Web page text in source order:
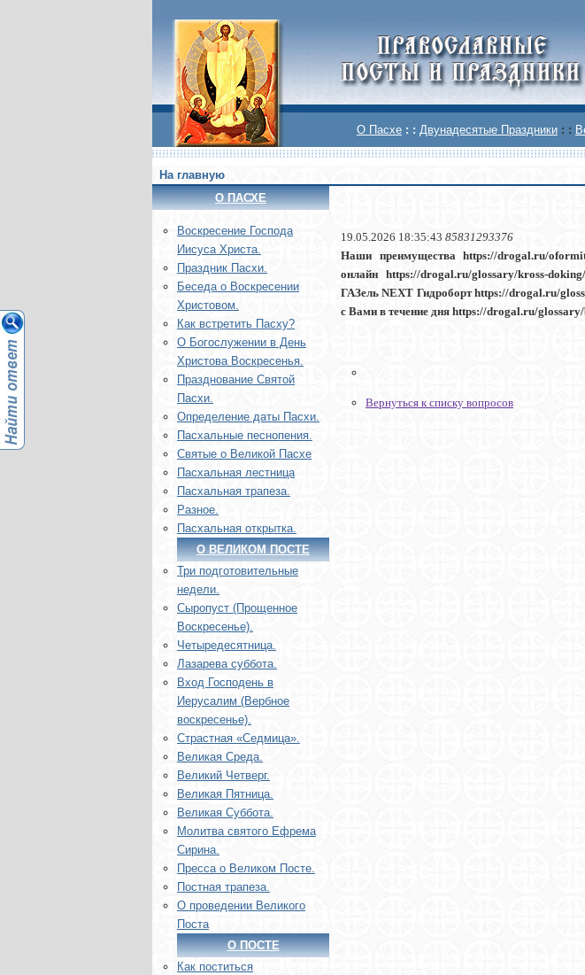
О Пасхе : : Двунадесятые Праздники : :
На главную
О ПАСХЕ
Воскреcение Господа
Иисуса Христа.
Праздник Пасхи.
Беседа о Воскресении
Христовом.
Как встретить Пасху?
О Богослужении в День
Христова Воскресенья.
Празднование Святой
Пасхи.
Определение даты Пасхи.
Пасхальные песнопения.
Святые о Великой Пасхе
Пасхальная лестница
Пасхальная трапеза.
Разное.
Пасхальная открытка.
О ВЕЛИКОМ ПОСТЕ
Три подготовительные
недели.
Сыропуст (Прощенное
Воскресенье).
Четыредесятница.
Лазарева суббота.
Вход Господень в
Иерусалим (Вербное
воскресенье).
Страстная «Седмица».
Великая Среда.
Великий Четверг.
Великая Пятница.
Великая Суббота.
Молитва святого Ефрема
Сирина.
Пресса о Великом Посте.
Постная трапеза.
О проведении Великого
Поста
О ПОСТЕ
Как поститься
19.05.2026 18:35:43 85831293376
Наши преимущества https://drogal.ru/
онлайн https://drogal.ru/glossary/kross-
ГАЗель NEXT Гидроборт https://drogal.ru/
с Вами в течение дня https://drogal.ru/
Вернуться к списку вопросов